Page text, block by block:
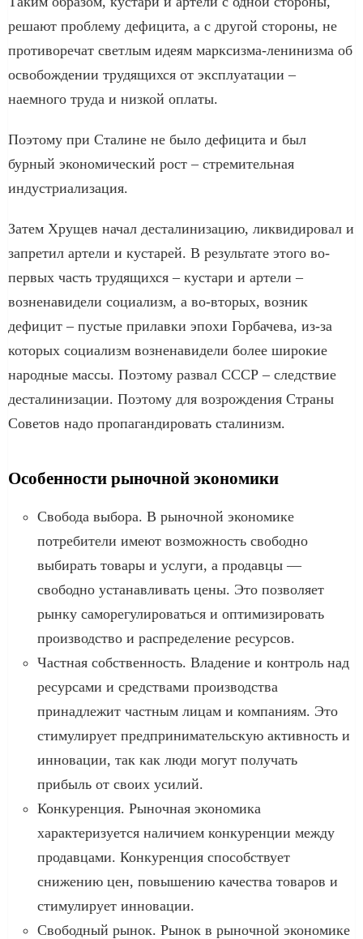
решают проблему дефицита, а с другой стороны, не
противоречат светлым идеям марксизма-ленинизма об
освобождении трудящихся от эксплуатации –
наемного труда и низкой оплаты.
Поэтому при Сталине не было дефицита и был
бурный экономический рост – стремительная
индустриализация.
Затем Хрущев начал десталинизацию, ликвидировал и
запретил артели и кустарей. В результате этого во-
первых часть трудящихся – кустари и артели –
возненавидели социализм, а во-вторых, возник
дефицит – пустые прилавки эпохи Горбачева, из-за
которых социализм возненавидели более широкие
народные массы. Поэтому развал СССР – следствие
десталинизации. Поэтому для возрождения Страны
Советов надо пропагандировать сталинизм.
Особенности рыночной экономики
Свобода выбора. В рыночной экономике
потребители имеют возможность свободно
выбирать товары и услуги, а продавцы —
свободно устанавливать цены. Это позволяет
рынку саморегулироваться и оптимизировать
производство и распределение ресурсов.
Частная собственность. Владение и контроль над
ресурсами и средствами производства
принадлежит частным лицам и компаниям. Это
стимулирует предпринимательскую активность и
инновации, так как люди могут получать
прибыль от своих усилий.
Конкуренция. Рыночная экономика
характеризуется наличием конкуренции между
продавцами. Конкуренция способствует
снижению цен, повышению качества товаров и
стимулирует инновации.
Свободный рынок. Рынок в рыночной экономике